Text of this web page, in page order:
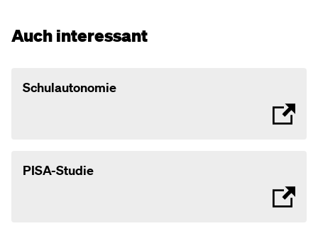
Auch interessant
Schulautonomie
PISA-Studie